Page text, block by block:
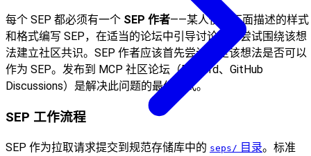
每个 SEP 都必须有一个 SEP 作者——某人使用下面描述的样式
和格式编写 SEP，在适当的论坛中引导讨论，并尝试围绕该想
法建立社区共识。SEP 作者应该首先尝试确定该想法是否可以
作为 SEP。发布到 MCP 社区论坛（Discord、GitHub
Discussions）是解决此问题的最佳方式。
SEP 工作流程
SEP 作为拉取请求提交到规范存储库中的 seps/ 目录。标准